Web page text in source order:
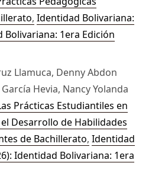
, Identidad Bolivariana:
Bolivariana: 1era Edición
Llamuca, Denny Abdon
Hevia, Nancy Yolanda
Prácticas Estudiantiles en
Desarrollo de Habilidades
de Bachillerato, Identidad
Identidad Bolivariana: 1era